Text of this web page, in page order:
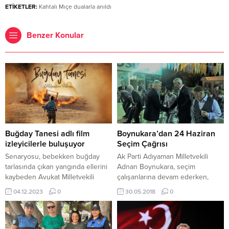
ETİKETLER: Kahtalı Mıçe dualarla anıldı
Benzer Konular
Buğday Tanesi adlı film
izleyicilerle buluşuyor
Senaryosu, bebekken buğday
tarlasında çıkan yangında ellerini
kaybeden Avukat Milletvekili
Serkan Bayram’ın hayatından
esinlenilerek yazılan “Buğday
Tanesi” adlı film, 3 Aralık Dünya
Engelliler Günü nedeniyle EBA’da
04.12.2023 0
Boynukara’dan 24 Haziran
Seçim Çağrısı
Ak Parti Adıyaman Milletvekili
Adnan Boynukara, seçim
çalışanlarına devam ederken,
vatandaşlara 24 Haziran için
çağrıda bulundu. 24 Haziran’da
yapılacak olan Cumhurbaşkanlığı
ve Milletvekilliği seçimleri
30.05.2018 0